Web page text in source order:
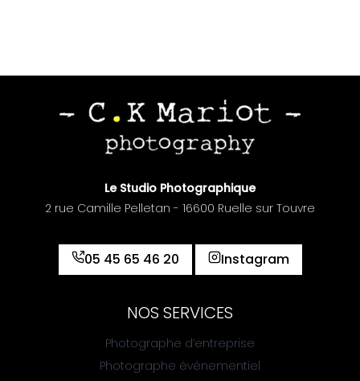
Le Studio Photographique
2 rue Camille Pelletan - 16600 Ruelle sur Touvre
05 45 65 46 20 Instagram
NOS SERVICES
Photographe d’entreprise
Photographe événementiel